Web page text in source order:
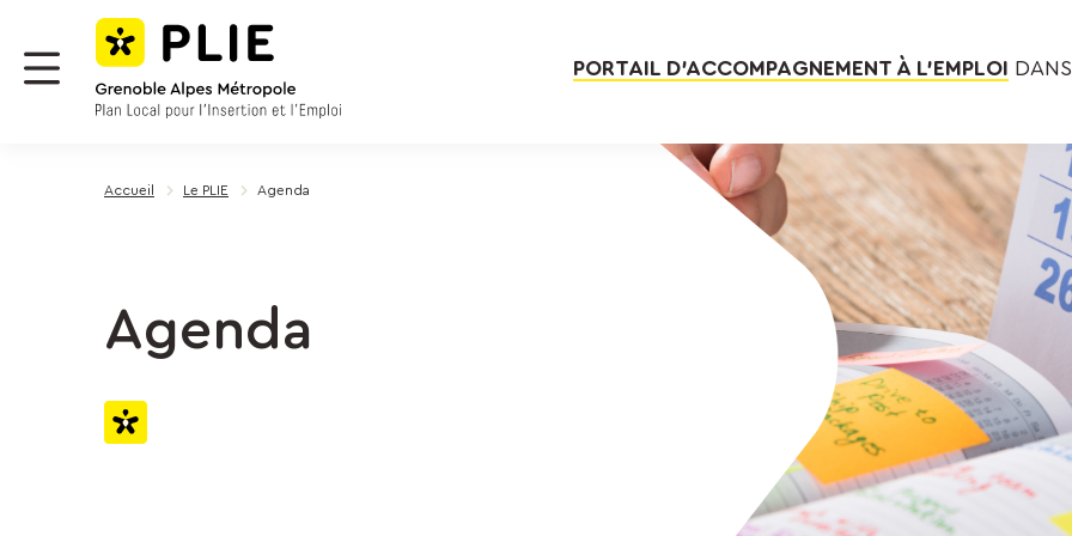
Panneau de gestion des cookies
Menu
PORTAIL D’ACCOMPAGNEMENT À L’EMPLOI
Accueil Le PLIE Agenda
Agenda